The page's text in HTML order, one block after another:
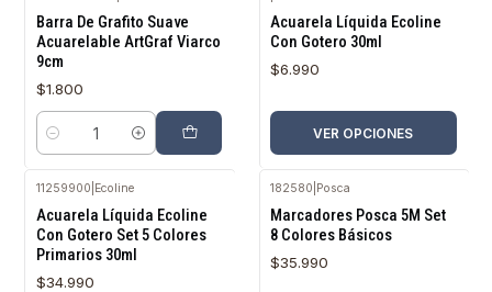
Barra De Grafito Suave
Acuarelable ArtGraf Viarco
9cm
$1.800
Cantidad
Acuarela Líquida Ecoline
Con Gotero 30ml
$6.990
VER OPCIONES
11259900 Ecoline
Acuarela Líquida Ecoline
Con Gotero Set 5 Colores
Primarios 30ml
$34.990
182580 Posca
Marcadores Posca 5M Set
8 Colores Básicos
$35.990